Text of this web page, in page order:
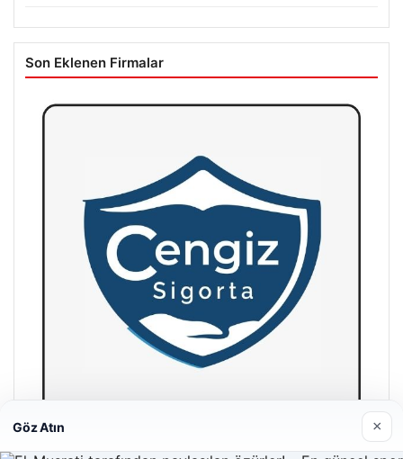
Son Eklenen Firmalar
Göz Atın ×